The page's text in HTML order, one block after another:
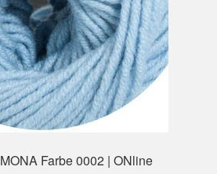
Farbe 0002 | ONline